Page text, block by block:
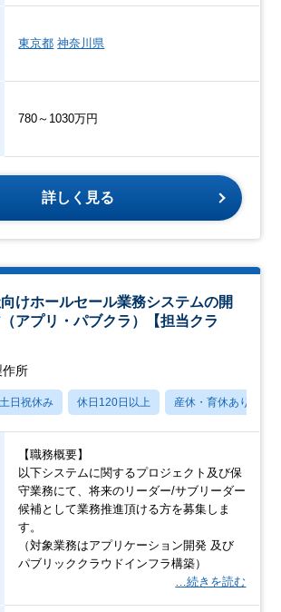
東京都 神奈川県
780～1030万円
詳しく見る
けホールセール業務システムの開
アプリ・パブクラ）【担当クラ
作所
土日祝休み 休日120日以上 産休・育休あり
【職務概要】
以下システムに関するプロジェクト及び保
守業務にて、将来のリーダー/サブリーダー
候補として業務推進頂ける方を募集しま
す。
（対象業務はアプリケーション開発 及び
パブリッククラウドインフラ構築）
…続きを読む